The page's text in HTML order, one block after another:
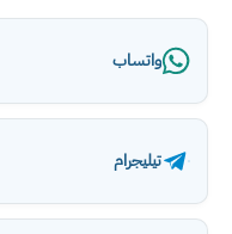
واتساب
تيليجرام